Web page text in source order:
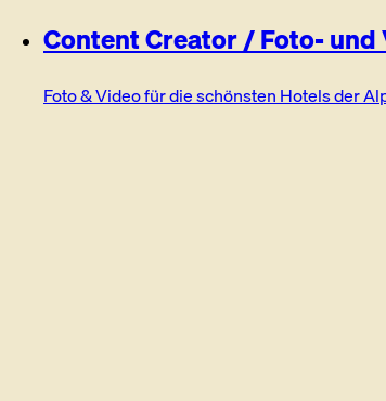
Content Creator / Foto-
Foto & Video für die schönsten Hotels der